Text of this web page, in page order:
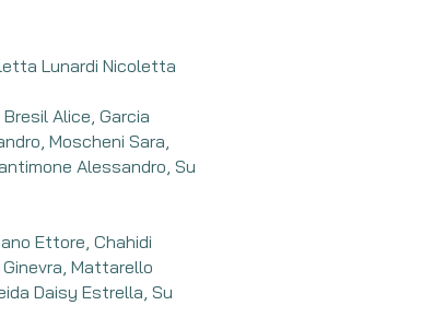
Lunardi Nicoletta
Alice, Garcia
Moscheni Sara,
Alessandro, Su
Ettore, Chahidi
Mattarello
Daisy Estrella, Su